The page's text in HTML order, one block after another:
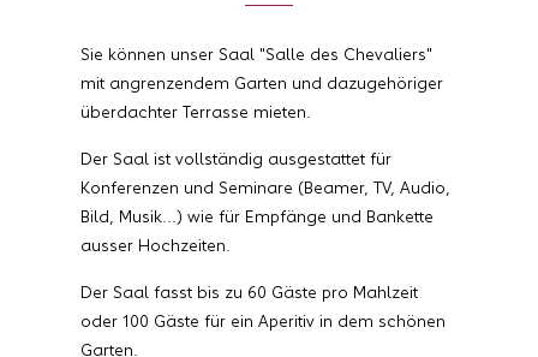
Sie können unser Saal "Salle des Chevaliers"
mit angrenzendem Garten und dazugehöriger
überdachter Terrasse mieten.
Der Saal ist vollständig ausgestattet für
Konferenzen und Seminare (Beamer, TV, Audio,
Bild, Musik...) wie für Empfänge und Bankette
ausser Hochzeiten.
Der Saal fasst bis zu 60 Gäste pro Mahlzeit
oder 100 Gäste für ein Aperitiv in dem schönen
Garten.